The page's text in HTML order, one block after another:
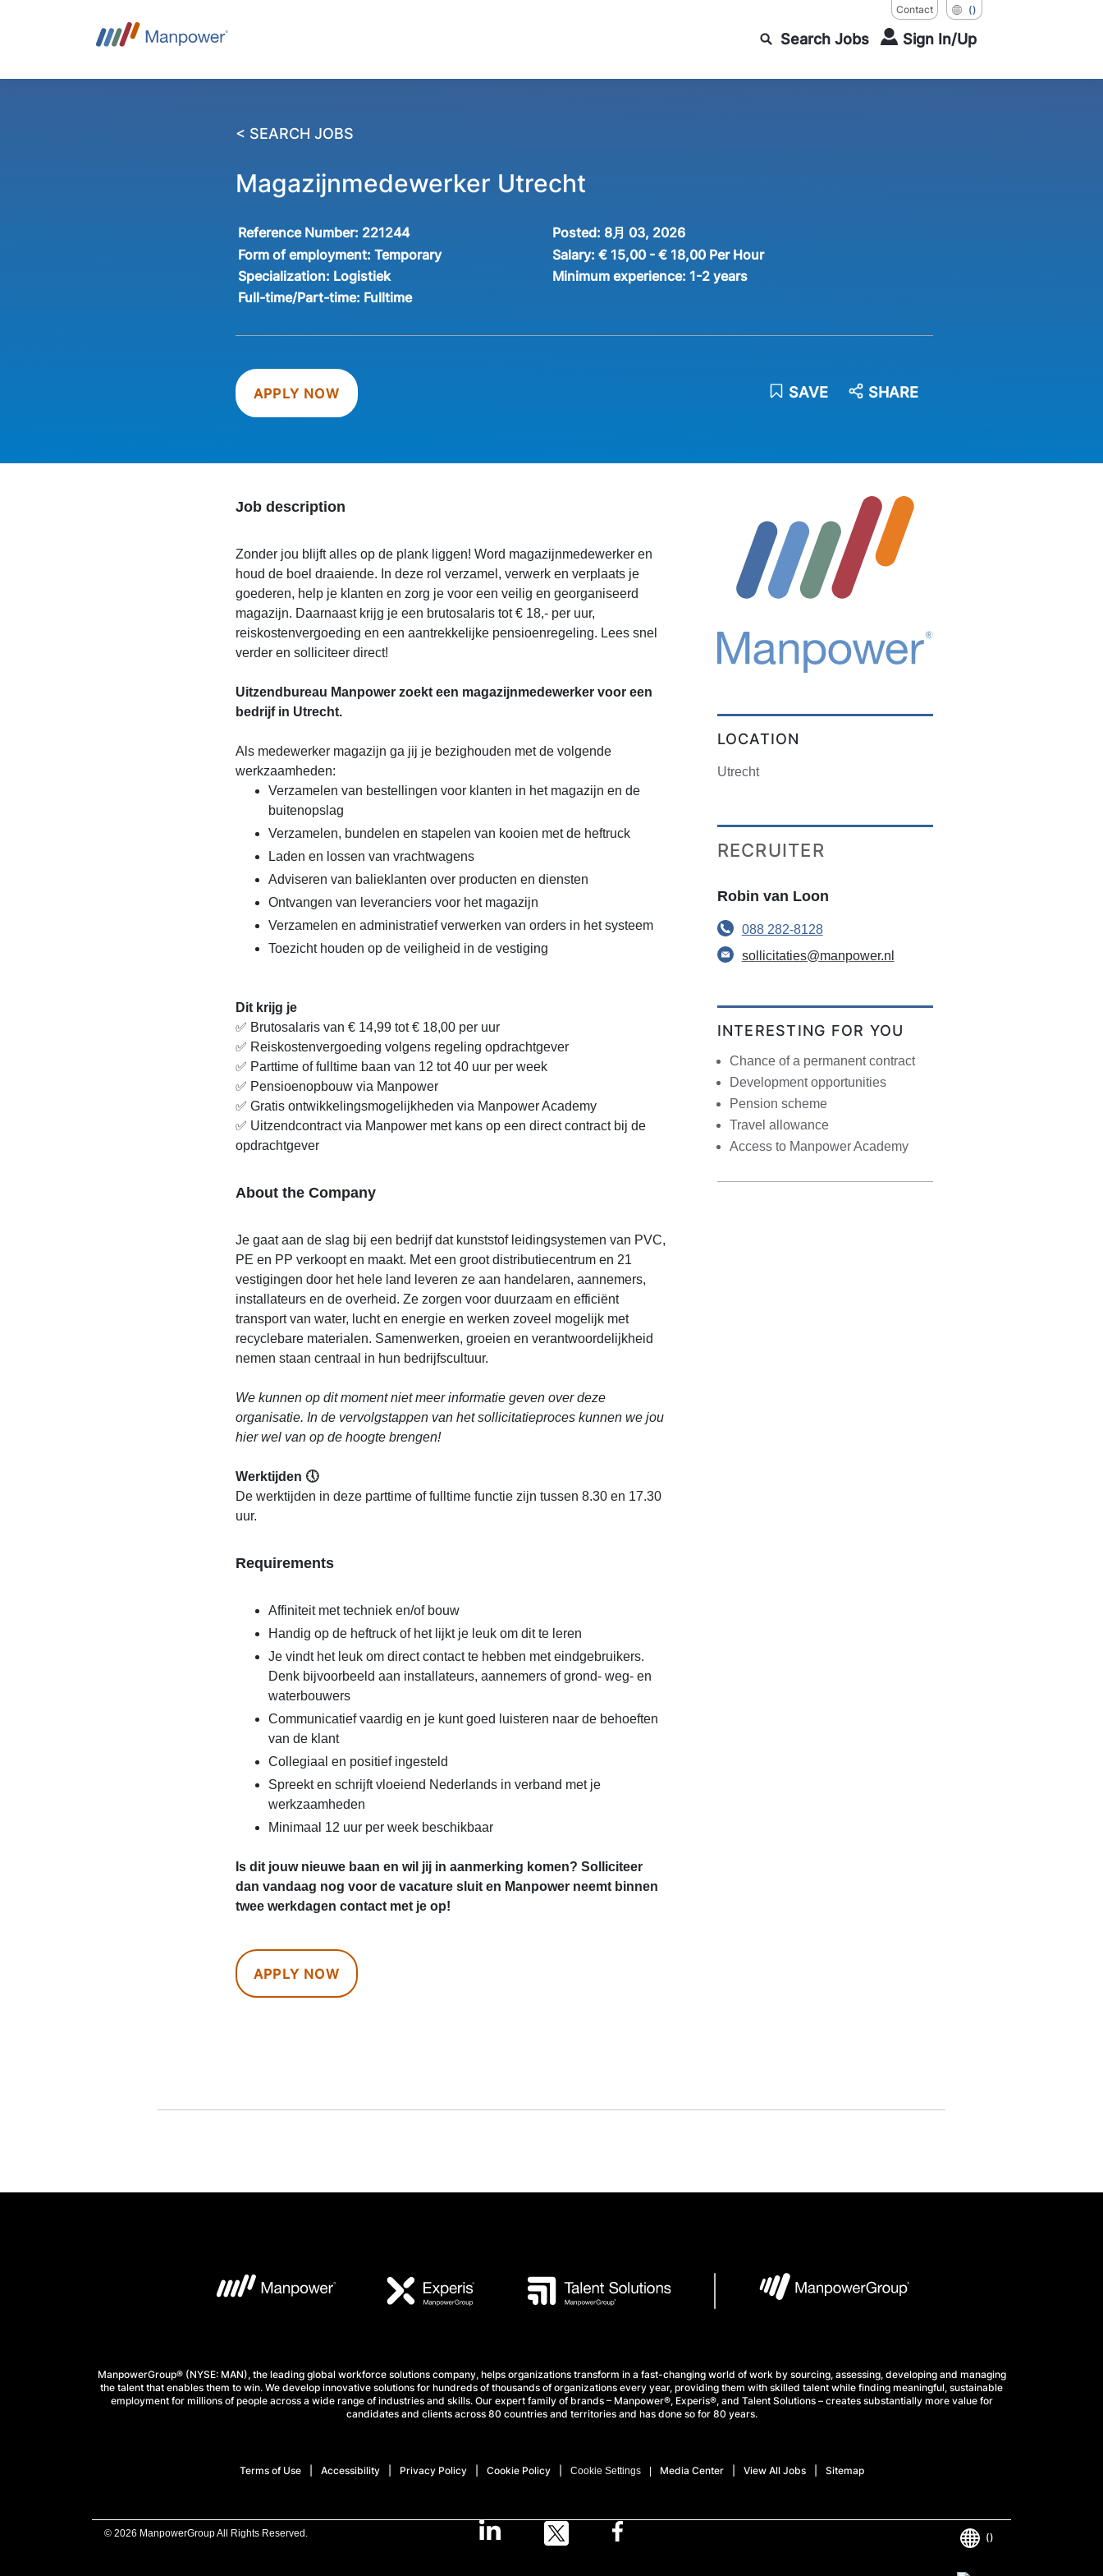
Contact ()
Search Jobs Sign In/Up
< SEARCH JOBS
Magazijnmedewerker Utrecht
Reference Number: 221244 Posted: 8月 03, 2026
Form of employment:Temporary Salary: € 15,00 - € 18,00 Per Hour
Specialization: Logistiek Minimum experience: 1-2 years
Full-time/Part-time: Fulltime
APPLY NOW SAVE SHARE
Job description
Zonder jou blijft alles op de plank liggen! Word magazijnmedewerker en
houd de boel draaiende. In deze rol verzamel, verwerk en verplaats je
goederen, help je klanten en zorg je voor een veilig en georganiseerd
magazijn. Daarnaast krijg je een brutosalaris tot € 18,- per uur,
reiskostenvergoeding en een aantrekkelijke pensioenregeling. Lees snel
verder en solliciteer direct!
Uitzendbureau Manpower zoekt een magazijnmedewerker voor een
bedrijf in Utrecht.
Als medewerker magazijn ga jij je bezighouden met de volgende
werkzaamheden:
Verzamelen van bestellingen voor klanten in het magazijn en de
buitenopslag
Verzamelen, bundelen en stapelen van kooien met de heftruck
Laden en lossen van vrachtwagens
Adviseren van balieklanten over producten en diensten
Ontvangen van leveranciers voor het magazijn
Verzamelen en administratief verwerken van orders in het systeem
Toezicht houden op de veiligheid in de vestiging
Dit krijg je
✅ Brutosalaris van € 14,99 tot € 18,00 per uur
✅ Reiskostenvergoeding volgens regeling opdrachtgever
✅ Parttime of fulltime baan van 12 tot 40 uur per week
✅ Pensioenopbouw via Manpower
✅ Gratis ontwikkelingsmogelijkheden via Manpower Academy
✅ Uitzendcontract via Manpower met kans op een direct contract bij de
opdrachtgever
About the Company
Je gaat aan de slag bij een bedrijf dat kunststof leidingsystemen van PVC,
PE en PP verkoopt en maakt. Met een groot distributiecentrum en 21
vestigingen door het hele land leveren ze aan handelaren, aannemers,
installateurs en de overheid. Ze zorgen voor duurzaam en efficiënt
transport van water, lucht en energie en werken zoveel mogelijk met
recyclebare materialen. Samenwerken, groeien en verantwoordelijkheid
nemen staan centraal in hun bedrijfscultuur.
We kunnen op dit moment niet meer informatie geven over deze
organisatie. In de vervolgstappen van het sollicitatieproces kunnen we jou
hier wel van op de hoogte brengen!
Werktijden 🕔
De werktijden in deze parttime of fulltime functie zijn tussen 8.30 en 17.30
uur.
Requirements
Affiniteit met techniek en/of bouw
Handig op de heftruck of het lijkt je leuk om dit te leren
Je vindt het leuk om direct contact te hebben met eindgebruikers.
Denk bijvoorbeeld aan installateurs, aannemers of grond- weg- en
waterbouwers
Communicatief vaardig en je kunt goed luisteren naar de behoeften
van de klant
Collegiaal en positief ingesteld
Spreekt en schrijft vloeiend Nederlands in verband met je
werkzaamheden
Minimaal 12 uur per week beschikbaar
Is dit jouw nieuwe baan en wil jij in aanmerking komen? Solliciteer
dan vandaag nog voor de vacature sluit en Manpower neemt binnen
twee werkdagen contact met je op!
APPLY NOW
LOCATION
Utrecht
RECRUITER
Robin van Loon
088 282-8128
sollicitaties@manpower.nl
INTERESTING FOR YOU
Chance of a permanent contract
Development opportunities
Pension scheme
Travel allowance
Access to Manpower Academy
ManpowerGroup® (NYSE: MAN), the leading global workforce solutions company, helps organizations transform in a fast-changing world of work by sourcing, assessing, developing and managing
the talent that enables them to win. We develop innovative solutions for hundreds of thousands of organizations every year, providing them with skilled talent while finding meaningful, sustainable
employment for millions of people across a wide range of industries and skills. Our expert family of brands – Manpower®, Experis®, and Talent Solutions – creates substantially more value for
candidates and clients across 80 countries and territories and has done so for 80 years.
Terms of Use Accessibility Privacy Policy Cookie Policy Cookie Settings Media Center View All Jobs Sitemap
© 2026 ManpowerGroup All Rights Reserved. ()